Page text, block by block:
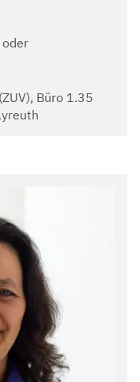
oder
Büro 1.35